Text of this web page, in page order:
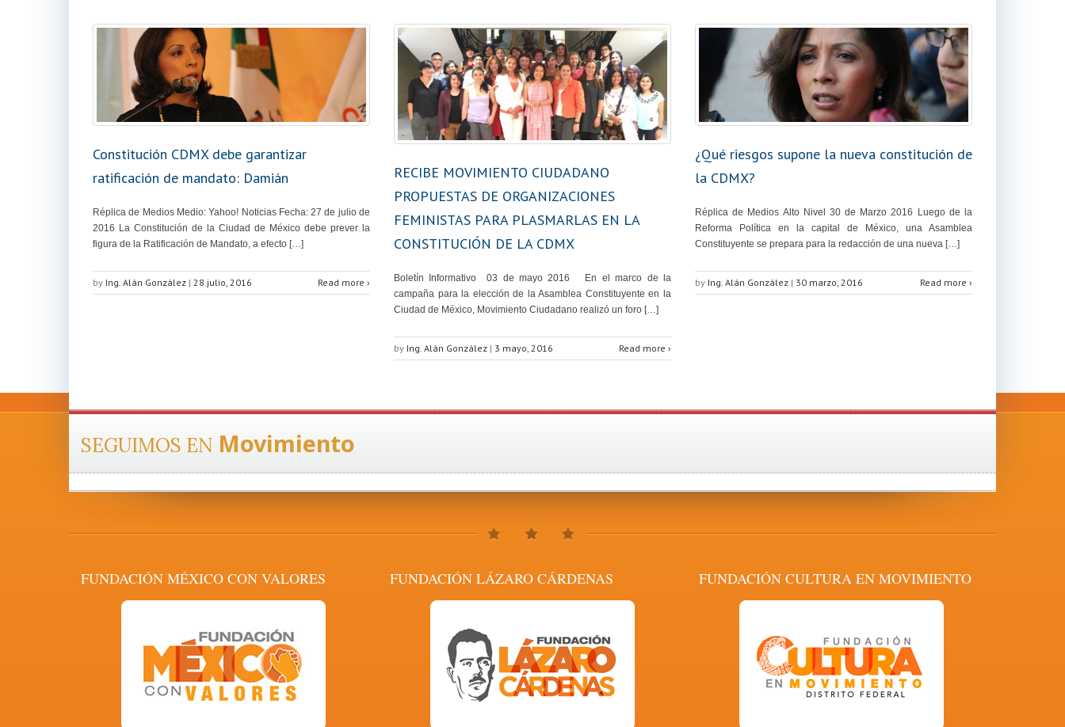
Constitución CDMX debe garantizar
ratificación de mandato: Damián
Réplica de Medios Medio: Yahoo! Noticias Fecha: 27 de julio de
2016 La Constitución de la Ciudad de México debe prever la
figura de la Ratificación de Mandato, a efecto […]
by Ing. Alán González | 28 julio, 2016 Read more ›
RECIBE MOVIMIENTO CIUDADANO
PROPUESTAS DE ORGANIZACIONES
FEMINISTAS PARA PLASMARLAS EN LA
CONSTITUCIÓN DE LA CDMX
Boletín Informativo 03 de mayo 2016 En el marco de la
campaña para la elección de la Asamblea Constituyente en la
Ciudad de México, Movimiento Ciudadano realizó un foro […]
by Ing. Alán González | 3 mayo, 2016 Read more ›
¿Qué riesgos supone la nueva constitución de
la CDMX?
Réplica de Medios Alto Nivel 30 de Marzo 2016 Luego de la
Reforma Política en la capital de México, una Asamblea
Constituyente se prepara para la redacción de una nueva […]
by Ing. Alán González | 30 marzo, 2016 Read more ›
SEGUIMOS EN Movimiento
FUNDACIÓN MÉXICO CON VALORES FUNDACIÓN LÁZARO CÁRDENAS FUNDACIÓN CULTURA EN MOVIMIENTO